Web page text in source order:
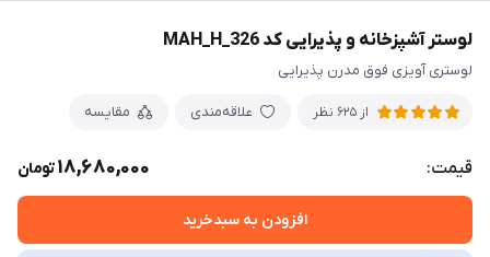
لوستر آشپزخانه و پذیرایی کد MAH_H_326
لوستری آویزی فوق مدرن پذیرایی
از 625 نظر علاقه‌مندی مقایسه
قیمت: 18,680,000تومان
افزودن به سبدخرید